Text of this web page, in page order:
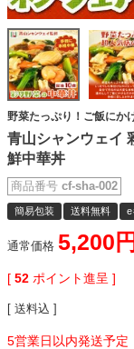
野菜たっぷり！ご飯にか
青山シャンウェイ
鮮中華丼
商品番号 cf-sha-002
簡易包装 送料無料 e
通常価格 5,200
[ 52 ポイント進呈 ]
送料込
5営業日以内発送予定